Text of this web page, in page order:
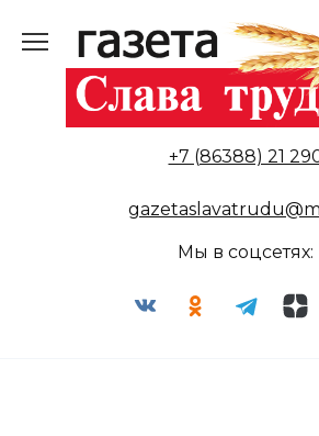
содержанию
+7 (86388) 21
Мы в соцсетях: